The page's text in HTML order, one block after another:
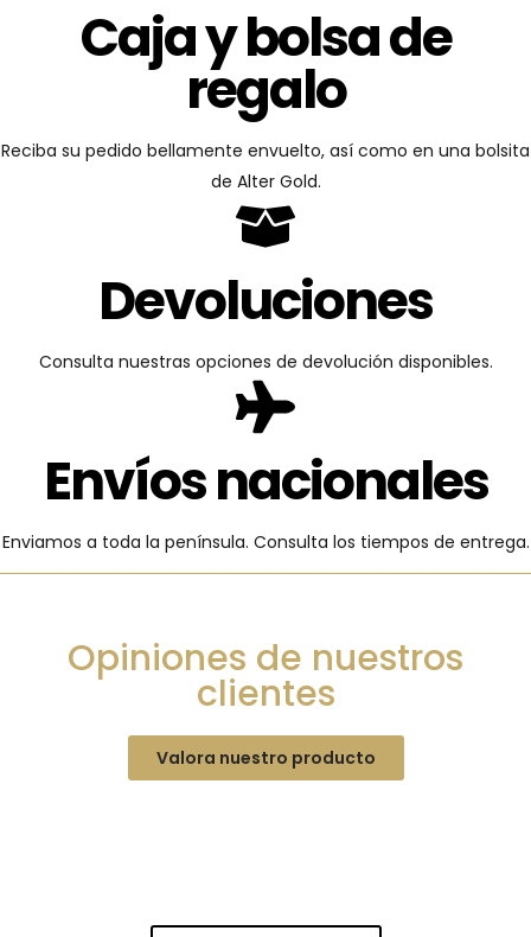
Caja y bolsa de
regalo
Reciba su pedido bellamente envuelto, así como en una bolsita
de Alter Gold.
Devoluciones
Consulta nuestras opciones de devolución disponibles.
Envíos nacionales
Enviamos a toda la península. Consulta los tiempos de entrega.
Opiniones de nuestros
clientes
Valora nuestro producto